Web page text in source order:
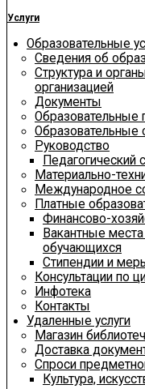
Услуги
Образовательные
Сведения об
Структура и
организацией
Документы
Образовательные
Образовательные
Руководство
Педагогический
Материально-
Международное
Платные
Финансово-
Вакантные
обучающихся
Стипендии и
Консультации по
Инфотека
Контакты
Удаленные услуги
Магазин
Доставка
Спроси
Культура,